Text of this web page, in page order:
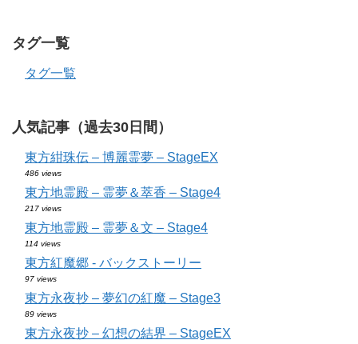
タグ一覧
タグ一覧
人気記事（過去30日間）
東方紺珠伝 – 博麗霊夢 – StageEX
486 views
東方地霊殿 – 霊夢＆萃香 – Stage4
217 views
東方地霊殿 – 霊夢＆文 – Stage4
114 views
東方紅魔郷 - バックストーリー
97 views
東方永夜抄 – 夢幻の紅魔 – Stage3
89 views
東方永夜抄 – 幻想の結界 – StageEX